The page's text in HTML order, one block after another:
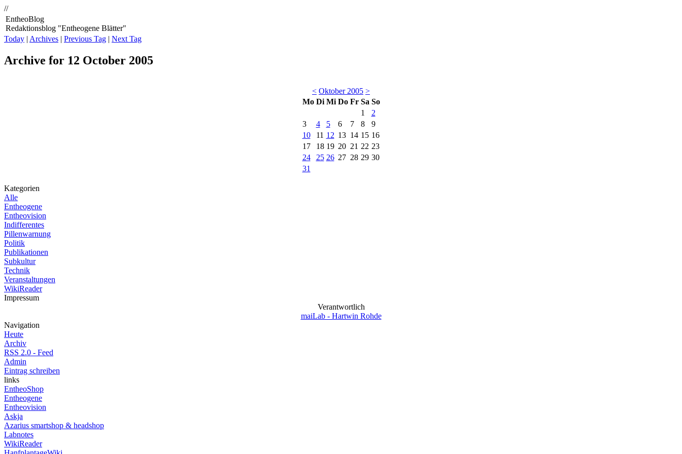
//
EntheoBlog
Redaktionsblog "Entheogene Blätter"
Today | Archives | Previous Tag | Next Tag
Archive for 12 October 2005
< Oktober 2005 >
Mo Di Mi Do Fr Sa So
1
2
3
4 5 6 7 8
9
10
11 12 13 14 15 16
17
18 19 20 21 22 23
24
25 26 27 28 29 30
31
Kategorien
Alle
Entheogene
Entheovision
Indifferentes
Pillenwarnung
Politik
Publikationen
Subkultur
Technik
Veranstaltungen
WikiReader
Impressum
Verantwortlich
maiLab - Hartwin Rohde
Navigation
Heute
Archiv
RSS 2.0 - Feed
Admin
Eintrag schreiben
links
EntheoShop
Entheogene
Entheovision
Askja
Azarius smartshop & headshop
Labnotes
WikiReader